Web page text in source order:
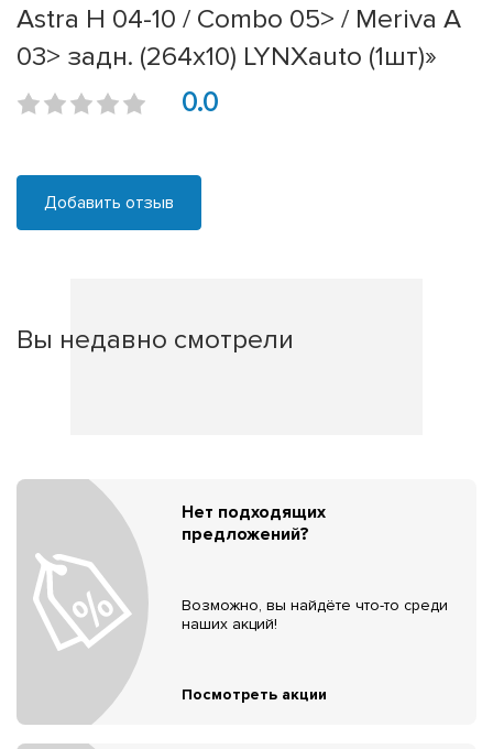
Astra H 04-10 / Combo 05> / Meriva A
03> задн. (264x10) LYNXauto (1шт)»
0.0
Добавить отзыв
Вы недавно смотрели
Нет подходящих
предложений?
Возможно, вы найдёте что-то среди
наших акций!
Посмотреть акции